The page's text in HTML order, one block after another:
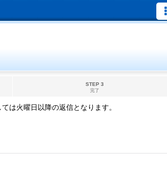
STEP 3
完了
は火曜日以降の返信となります。